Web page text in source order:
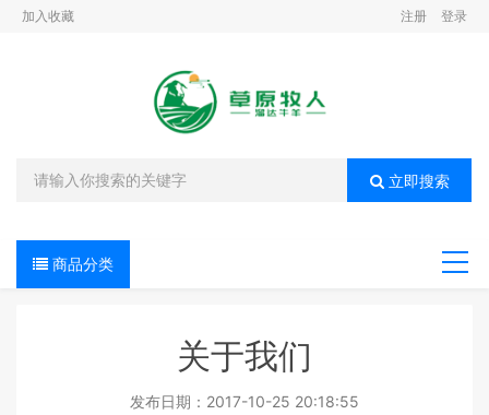
加入收藏 注册 登录
立即搜索
商品分类
关于我们
发布日期：2017-10-25 20:18:55